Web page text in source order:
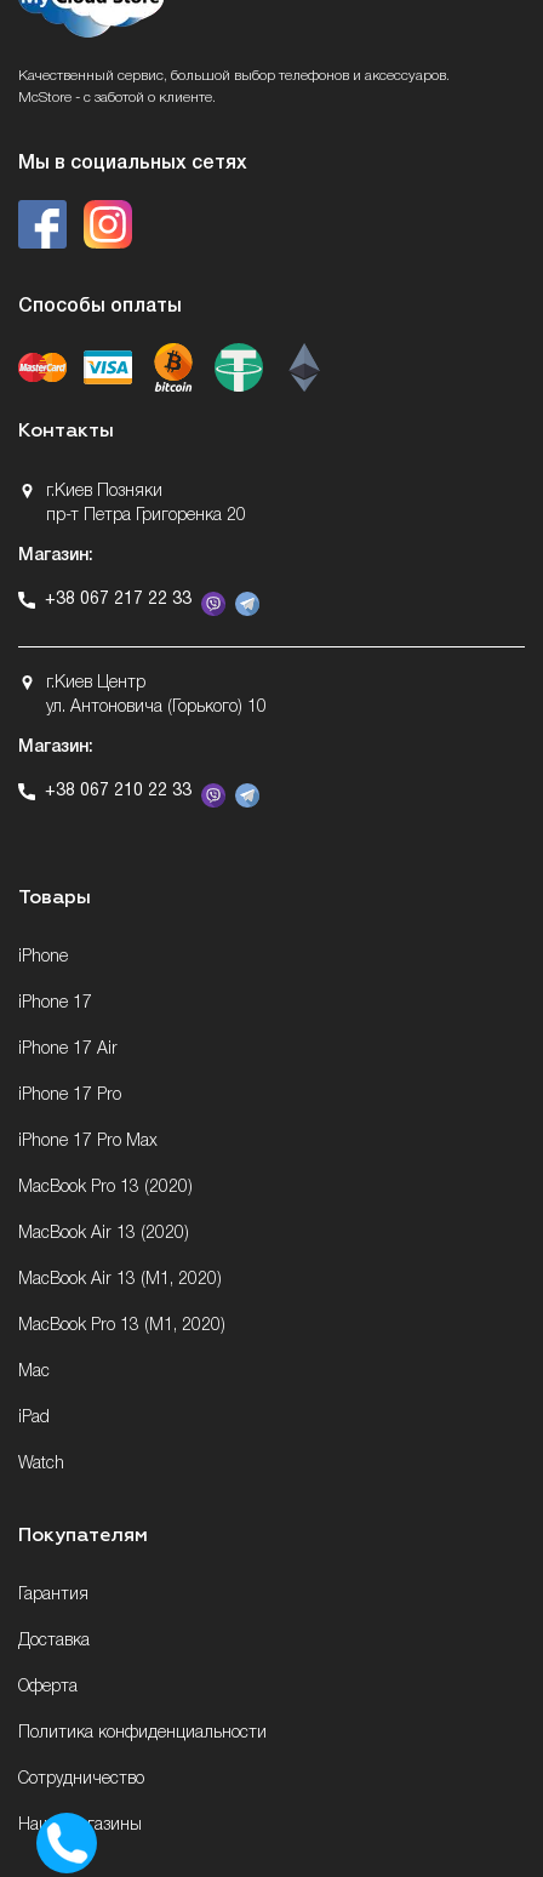
Качественный сервис, большой выбор телефонов и аксессуаров.
McStore - с заботой о клиенте.
Мы в социальных сетях
Способы оплаты
Контакты
г.Киев Позняки
пр-т Петра Григоренка 20
Магазин:
+38 067 217 22 33
г.Киев Центр
ул. Антоновича (Горького) 10
Магазин:
+38 067 210 22 33
Товары
iPhone
iPhone 17
iPhone 17 Air
iPhone 17 Pro
iPhone 17 Pro Max
MacBook Pro 13 (2020)
MacBook Air 13 (2020)
MacBook Air 13 (M1, 2020)
MacBook Pro 13 (M1, 2020)
Mac
iPad
Watch
Покупателям
Гарантия
Доставка
Оферта
Политика конфиденциальности
Сотрудничество
Наши магазины